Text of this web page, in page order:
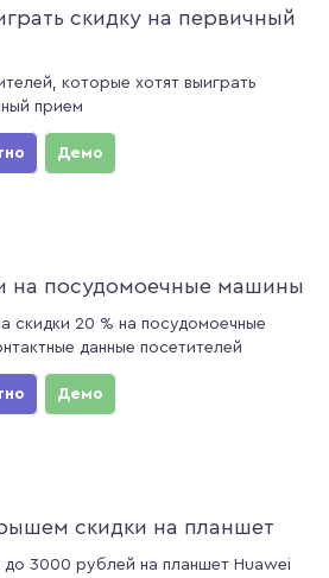
скидку на первичный
которые хотят выиграть
прием
Демо
на посудомоечные машины
скидки 20 % на посудомоечные
данные посетителей
Демо
скидки на планшет
до 3000 рублей на планшет Huawei